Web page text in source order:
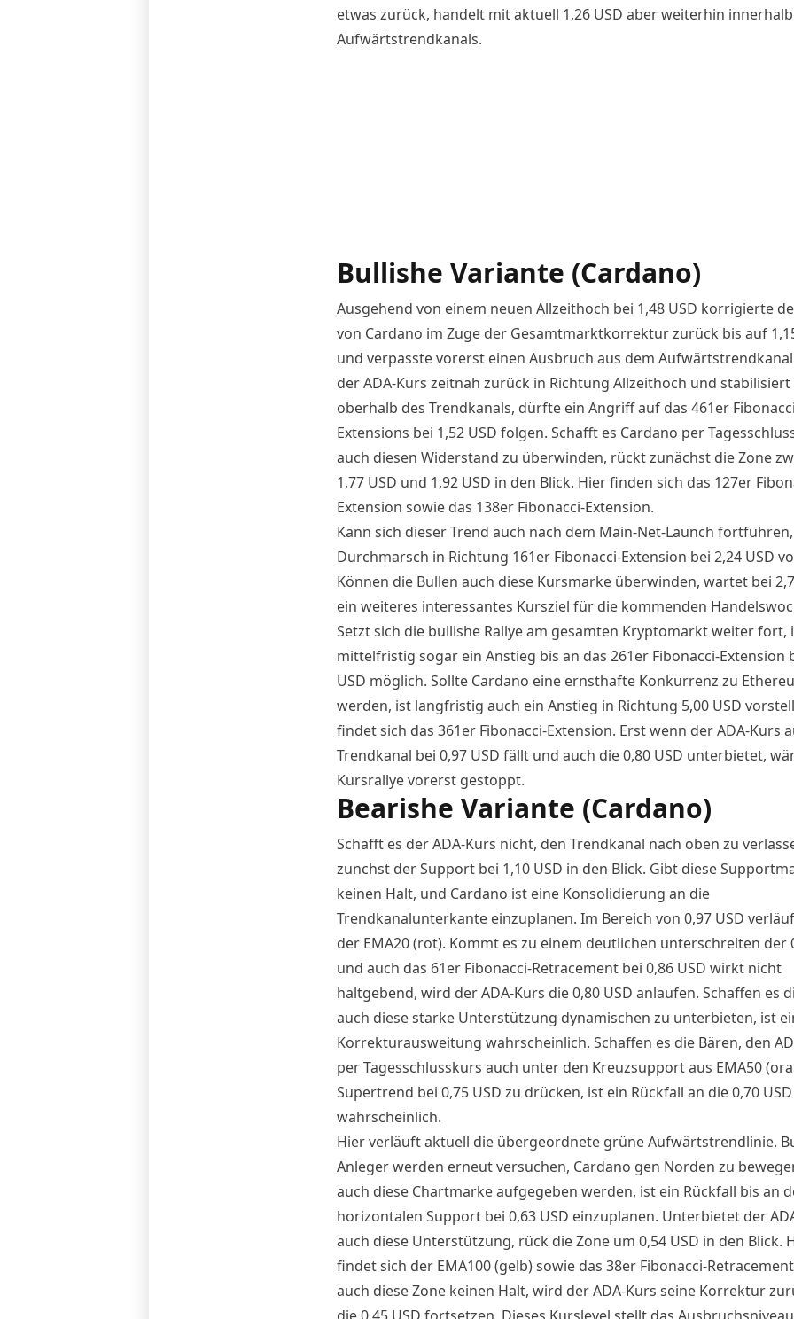
etwas zurück, handelt mit aktuell 1,26 USD aber weiterhin
Aufwärtstrendkanals.
Bullishe Variante (Cardano)
Ausgehend von einem neuen Allzeithoch bei 1,48 USD korrigierte
von Cardano im Zuge der Gesamtmarktkorrektur zurück bis auf
und verpasste vorerst einen Ausbruch aus dem
der ADA-Kurs zeitnah zurück in Richtung Allzeithoch und stabilisiert
oberhalb des Trendkanals, dürfte ein Angriff auf das 461er
Extensions bei 1,52 USD folgen. Schafft es Cardano per
auch diesen Widerstand zu überwinden, rückt zunächst die Zone
1,77 USD und 1,92 USD in den Blick. Hier finden sich das 127er
Extension sowie das 138er Fibonacci-Extension.
Kann sich dieser Trend auch nach dem Main-Net-Launch
Durchmarsch in Richtung 161er Fibonacci-Extension bei 2,24 USD
Können die Bullen auch diese Kursmarke überwinden, wartet bei
ein weiteres interessantes Kursziel für die kommenden
Setzt sich die bullishe Rallye am gesamten Kryptomarkt weiter fort,
mittelfristig sogar ein Anstieg bis an das 261er Fibonacci-Extension
USD möglich. Sollte Cardano eine ernsthafte Konkurrenz zu
werden, ist langfristig auch ein Anstieg in Richtung 5,00 USD
findet sich das 361er Fibonacci-Extension. Erst wenn der ADA-Kurs
Trendkanal bei 0,97 USD fällt und auch die 0,80 USD unterbietet,
Kursrallye vorerst gestoppt.
Bearishe Variante (Cardano)
Schafft es der ADA-Kurs nicht, den Trendkanal nach oben zu
zunchst der Support bei 1,10 USD in den Blick. Gibt diese
keinen Halt, und Cardano ist eine Konsolidierung an die
Trendkanalunterkante einzuplanen. Im Bereich von 0,97 USD
der EMA20 (rot). Kommt es zu einem deutlichen unterschreiten der
und auch das 61er Fibonacci-Retracement bei 0,86 USD wirkt nicht
haltgebend, wird der ADA-Kurs die 0,80 USD anlaufen. Schaffen es
auch diese starke Unterstützung dynamischen zu unterbieten, ist
Korrekturausweitung wahrscheinlich. Schaffen es die Bären, den
per Tagesschlusskurs auch unter den Kreuzsupport aus EMA50
Supertrend bei 0,75 USD zu drücken, ist ein Rückfall an die 0,70 USD
wahrscheinlich.
Hier verläuft aktuell die übergeordnete grüne Aufwärtstrendlinie.
Anleger werden erneut versuchen, Cardano gen Norden zu
auch diese Chartmarke aufgegeben werden, ist ein Rückfall bis an
horizontalen Support bei 0,63 USD einzuplanen. Unterbietet der
auch diese Unterstützung, rück die Zone um 0,54 USD in den Blick.
findet sich der EMA100 (gelb) sowie das 38er Fibonacci-
auch diese Zone keinen Halt, wird der ADA-Kurs seine Korrektur